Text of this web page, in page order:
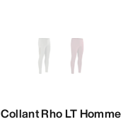
Collant Rho LT Homme